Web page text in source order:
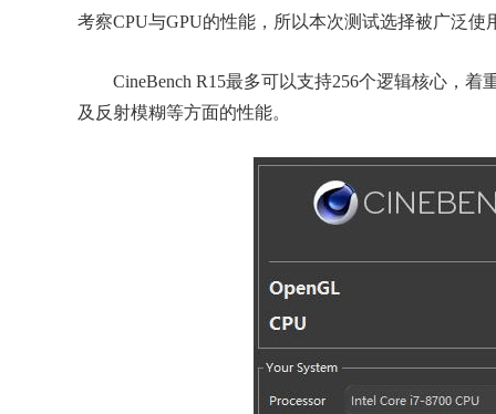
考察CPU与GPU的性能，所以本次测试选择被广泛使
CineBench R15最多可以支持256个逻辑核心，着
及反射模糊等方面的性能。